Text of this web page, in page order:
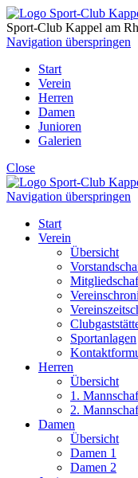
Sport-Club Kappel am
Navigation überspringen
Start
Verein
Herren
Damen
Junioren
Galerien
Close
Navigation überspringen
Start
Verein
Übersicht
Sportanlagen
Herren
Übersicht
1.
2.
Damen
Übersicht
Damen 1
Damen 2